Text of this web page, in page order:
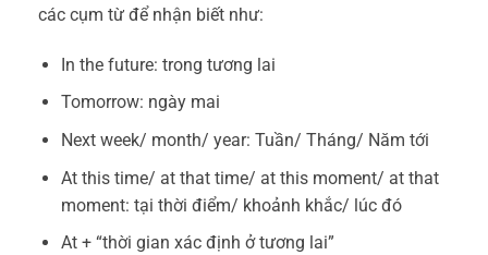
các cụm từ để nhận biết như:
In the future: trong tương lai
Tomorrow: ngày mai
Next week/ month/ year: Tuần/ Tháng/ Năm tới
At this time/ at that time/ at this moment/ at that
moment: tại thời điểm/ khoảnh khắc/ lúc đó
At + “thời gian xác định ở tương lai”